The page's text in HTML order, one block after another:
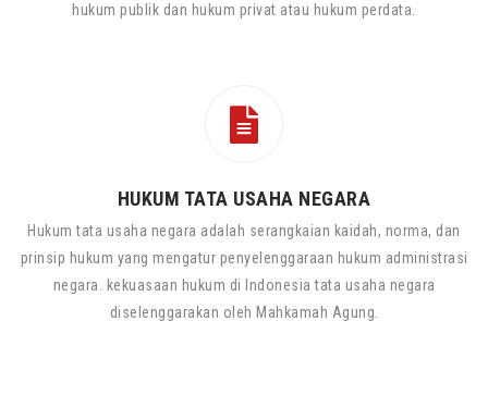
hukum publik dan hukum privat atau hukum perdata.
HUKUM TATA USAHA NEGARA
Hukum tata usaha negara adalah serangkaian kaidah, norma, dan
prinsip hukum yang mengatur penyelenggaraan hukum administrasi
negara. kekuasaan hukum di Indonesia tata usaha negara
diselenggarakan oleh Mahkamah Agung.